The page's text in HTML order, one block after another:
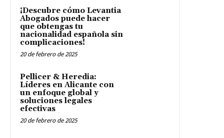
¡Descubre cómo Levantia
Abogados puede hacer
que obtengas tu
nacionalidad española sin
complicaciones!
20 de febrero de 2025
Pellicer & Heredia:
Líderes en Alicante con
un enfoque global y
soluciones legales
efectivas
20 de febrero de 2025